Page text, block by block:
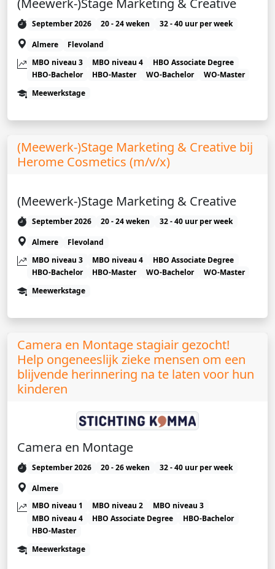
(Meewerk-)Stage Marketing & Creative
September 2026 20 - 24 weken
32 - 40 uur per week
Almere
Flevoland
MBO niveau 3
MBO niveau 4
HBO Associate Degree
HBO-Bachelor
HBO-Master WO-Bachelor
WO-Master
Meewerkstage
(Meewerk-)Stage Marketing & Creative bij
Herome Cosmetics (m/v/x)
(Meewerk-)Stage Marketing & Creative
September 2026 20 - 24 weken
32 - 40 uur per week
Almere
Flevoland
MBO niveau 3
MBO niveau 4
HBO Associate Degree
HBO-Bachelor
HBO-Master WO-Bachelor
WO-Master
Meewerkstage
Camera en Montage stagiair gezocht!
Help ongeneeslijk zieke mensen om een
blijvende herinnering na te laten voor hun
kinderen
Camera en Montage
September 2026 20 - 26 weken
32 - 40 uur per week
Almere
MBO niveau 1
MBO niveau 2
MBO niveau 3
MBO niveau 4
HBO Associate Degree
HBO-Bachelor
HBO-Master
Meewerkstage